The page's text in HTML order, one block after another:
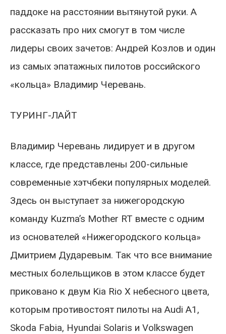
паддоке на расстоянии вытянутой руки. А
рассказать про них смогут в том числе
лидеры своих зачетов: Андрей Козлов и один
из самых эпатажных пилотов российского
«кольца» Владимир Черевань.
ТУРИНГ-ЛАЙТ
Владимир Черевань лидирует и в другом
классе, где представлены 200-сильные
современные хэтчбеки популярных моделей.
Здесь он выступает за нижегородскую
команду Kuzma’s Mother RT вместе с одним
из основателей «Нижегородского кольца»
Дмитрием Дударевым. Так что все внимание
местных болельщиков в этом классе будет
приковано к двум Kia Rio X небесного цвета,
которым противостоят пилоты на Audi A1,
Skoda Fabia, Hyundai Solaris и Volkswagen